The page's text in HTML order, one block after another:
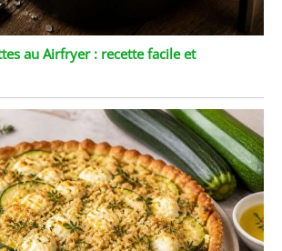
au Airfryer : recette facile et